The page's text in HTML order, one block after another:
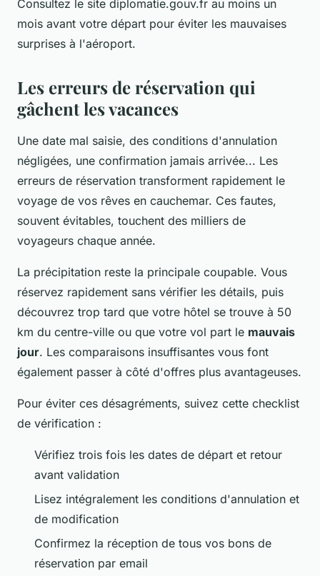
Consultez le site diplomatie.gouv.fr au moins un
mois avant votre départ pour éviter les mauvaises
surprises à l'aéroport.
Les erreurs de réservation qui
gâchent les vacances
Une date mal saisie, des conditions d'annulation
négligées, une confirmation jamais arrivée... Les
erreurs de réservation transforment rapidement le
voyage de vos rêves en cauchemar. Ces fautes,
souvent évitables, touchent des milliers de
voyageurs chaque année.
La précipitation reste la principale coupable. Vous
réservez rapidement sans vérifier les détails, puis
découvrez trop tard que votre hôtel se trouve à 50
km du centre-ville ou que votre vol part le mauvais
jour. Les comparaisons insuffisantes vous font
également passer à côté d'offres plus avantageuses.
Pour éviter ces désagréments, suivez cette checklist
de vérification :
Vérifiez trois fois les dates de départ et retour
avant validation
Lisez intégralement les conditions d'annulation et
de modification
Confirmez la réception de tous vos bons de
réservation par email